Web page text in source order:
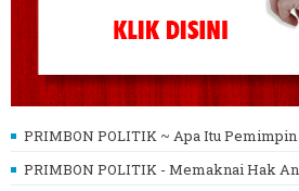
PRIMBON POLITIK ~ Apa Itu Pemimpin
PRIMBON POLITIK - Memaknai Hak